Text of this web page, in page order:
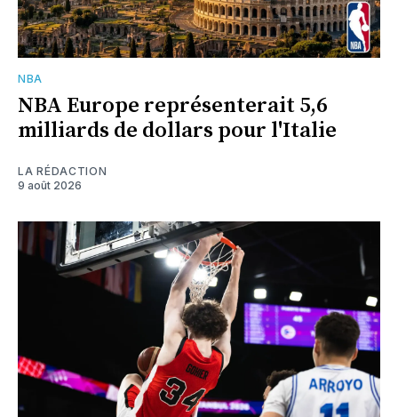
NBA
NBA Europe représenterait 5,6
milliards de dollars pour l'Italie
LA RÉDACTION
9 août 2026